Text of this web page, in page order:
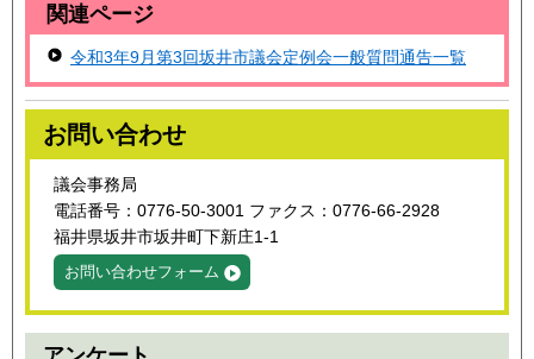
関連ページ
令和3年9月第3回坂井市議会定例会一般質問通告一覧
お問い合わせ
議会事務局
電話番号：0776-50-3001 ファクス：0776-66-2928
福井県坂井市坂井町下新庄1-1
お問い合わせフォーム